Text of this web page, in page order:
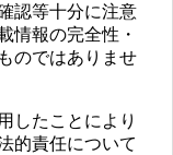
認等十分に注意
情報の完全性・
のではありませ
したことにより
的責任について